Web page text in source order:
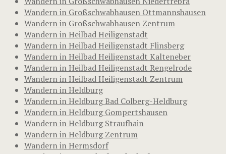
Wandern in Großschwabhausen Ottmannshausen
Wandern in Großschwabhausen Zentrum
Wandern in Heilbad Heiligenstadt
Wandern in Heilbad Heiligenstadt Flinsberg
Wandern in Heilbad Heiligenstadt Kalteneber
Wandern in Heilbad Heiligenstadt Rengelrode
Wandern in Heilbad Heiligenstadt Zentrum
Wandern in Heldburg
Wandern in Heldburg Bad Colberg-Heldburg
Wandern in Heldburg Gompertshausen
Wandern in Heldburg Straufhain
Wandern in Heldburg Zentrum
Wandern in Hermsdorf